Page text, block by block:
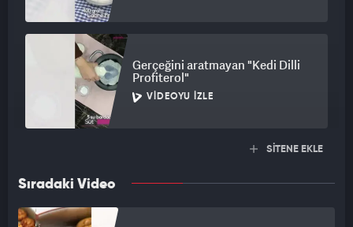
Gerçeğini aratmayan "Kedi Dilli
Profiterol"
VIDEOYU İZLE
SİTENE EKLE
Sıradaki Video